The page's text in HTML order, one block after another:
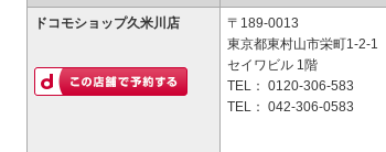
ドコモショップ久米川店
〒189-0013
東京都東村山市栄町1-2-1
セイワビル 1階
TEL： 0120-306-583
TEL： 042-306-0583